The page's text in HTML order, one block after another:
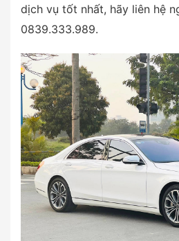
dịch vụ tốt nhất, hãy liên hệ
0839.333.989.